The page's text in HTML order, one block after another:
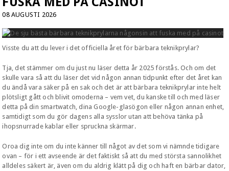
08 AUGUSTI 2026
Visste du att du lever i det officiella året för bärbara teknikprylar?
Tja, det stämmer om du just nu läser detta år 2025 förstås. Och om det
skulle vara så att du läser det vid någon annan tidpunkt efter det året kan
du ändå vara säker på en sak och det är att bärbara teknikprylar inte helt
plötsligt gått och blivit omoderna – vem vet, du kanske till och med läser
detta på din smartwatch, dina Google-glasögon eller någon annan enhet,
samtidigt som du gör dagens alla sysslor utan att behöva tänka på
ihopsnurrade kablar eller spruckna skärmar.
Oroa dig inte om du inte känner till något av det som vi nämnde tidigare
ovan – för i ett avseende är det faktiskt så att du med största sannolikhet
alldeles säkert är, även om du aldrig klätt på dig och haft en bärbar dator,